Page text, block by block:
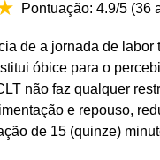
Pontuação: 4.9/5 (36
de a jornada de labor
óbice para o
não faz qualquer
e repouso,
de 15 (quinze)